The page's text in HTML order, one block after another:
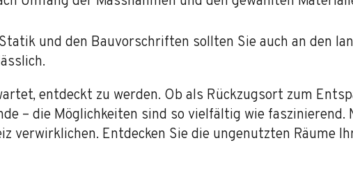
und den Bauvorschriften sollten Sie auch an den
entdeckt zu werden. Ob als Rückzugsort zum
– die Möglichkeiten sind so vielfältig wie
verwirklichen. Entdecken Sie die ungenutzten Räume